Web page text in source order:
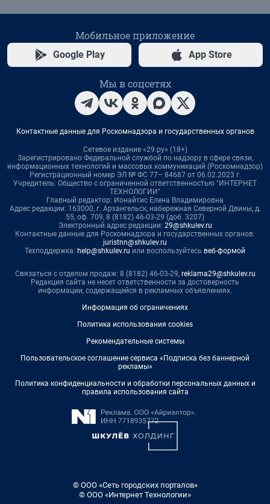
Мобильное приложение
Google Play App Store
Мы в соцсетях
Контактные данные для Роскомнадзора и государственных органов
Сетевое издание «29.ру» (18+)
Зарегистрировано Федеральной службой по надзору в сфере связи,
информационных технологий и массовых коммуникаций (Роскомнадзор)
Регистрационный номер ЭЛ № ФС 77– 84687 от 06.02.2023 г.
Учредитель: Общество с ограниченной ответственностью "ИНТЕРНЕТ
ТЕХНОЛОГИИ"
Главный редактор: Ионайтис Елена Владимировна
Адрес редакции: 163000, г. Архангельск, набережная Северной Двины, д.
55, оф. 709, 8 (8182) 46-03-29 (доб. 3207)
Электронный адрес редакции: 29@shkulev.ru
Контактные данные для Роскомнадзора и государственных органов:
juristnn@shkulev.ru
Техподдержка: help@shkulev.ru или воспользуйтесь веб-формой
Связаться с отделом продаж: 8 (8182) 46-03-29, reklama29@shkulev.ru
Редакция сайта не несет ответственности за достоверность
информации, содержащейся в рекламных объявлениях.
Информация об ограничениях
Политика использования cookies
Рекомендательные системы
Пользовательское соглашение сервиса «Подписка без баннерной
рекламы»
Политика конфиденциальности и обработки персональных данных и
правила использования сайта
© ООО «Сеть городских порталов»
© ООО «Интернет Технологии»